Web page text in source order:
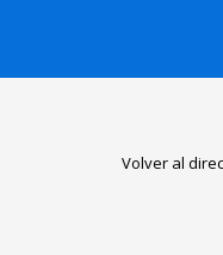
Volver al